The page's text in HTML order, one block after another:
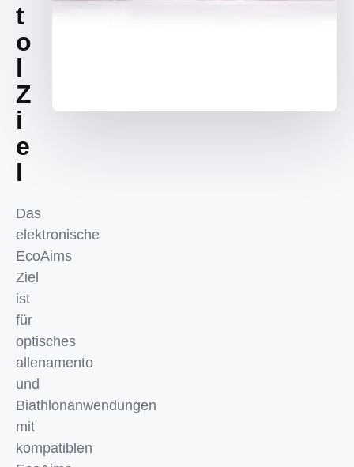
t
o
l
Z
i
e
l
Das
elektronische
EcoAims
Ziel
ist
für
optisches
allenamento
und
Biathlonanwendungen
mit
kompatiblen